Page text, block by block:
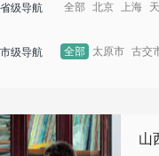
省级导航 全部 北京 上海
市级导航 全部 太原市 古交
山